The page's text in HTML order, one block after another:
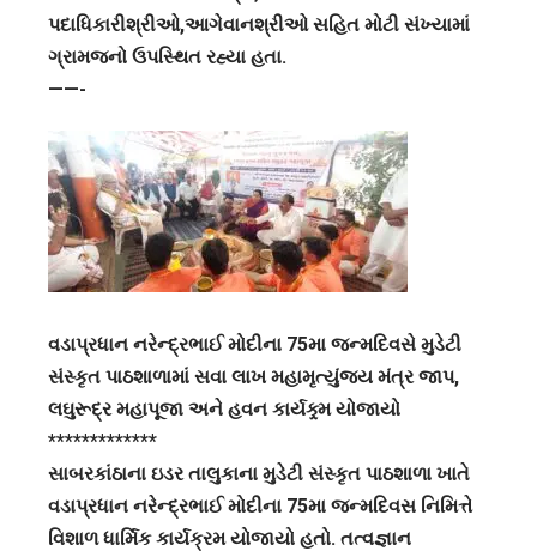
પદાધિકારીશ્રીઓ,આગેવાનશ્રીઓ સહિત મોટી સંખ્યામાં
ગ્રામજનો ઉપસ્થિત રહ્યા હતા.
——-
વડાપ્રધાન નરેન્દ્રભાઈ મોદીના 75મા જન્મદિવસે મુડેટી
સંસ્કૃત પાઠશાળામાં સવા લાખ મહામૃત્યુંજય મંત્ર જાપ,
લઘુરૂદ્ર મહાપૂજા અને હવન કાર્યક્ર્મ યોજાયો
*************
સાબરકાંઠાના ઇડર તાલુકાના મુડેટી સંસ્કૃત પાઠશાળા ખાતે
વડાપ્રધાન નરેન્દ્રભાઈ મોદીના 75મા જન્મદિવસ નિમિત્તે
વિશાળ ધાર્મિક કાર્યક્રમ યોજાયો હતો. તત્વજ્ઞાન